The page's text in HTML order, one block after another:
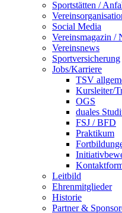
Sportstätten /
Social Media
Vereinsmagazin /
Vereinsnews
Sportversicherung
Jobs/Karriere
TSV
Kursleiter/
OGS
duales
FSJ / BFD
Praktikum
Leitbild
Ehrenmitglieder
Historie
Partner &